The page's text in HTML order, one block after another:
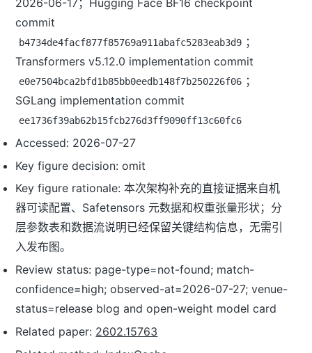
commit
b4734de4facf877f85769a911abafc5283eab3d9 ；
Transformers v5.12.0 implementation commit
e0e7504bca2bfd1b85bb0eedb148f7b250226f06 ；
SGLang implementation commit
ee1736f39ab62b15fcb276d3ff9090ff13c60fc6
Accessed: 2026-07-27
Key figure decision: omit
Key figure rationale: 本次架构补充的直接证据来自机
器可读配置、Safetensors 元数据和权重张量形状；分
层参数表和数据流说明已经保留关键结构信息，无需引
入发布图。
Review status: page-type=not-found; match-
confidence=high; observed-at=2026-07-27; venue-
status=release blog and open-weight model card
Related paper: 2602.15763